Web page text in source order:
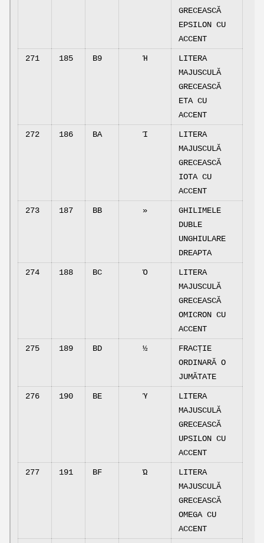
GRECEASCĂ
EPSILON CU
ACCENT
271 185 B9 Ή
LITERA
MAJUSCULĂ
GRECEASCĂ
ETA CU
ACCENT
272 186 BA Ί
LITERA
MAJUSCULĂ
GRECEASCĂ
IOTA CU
ACCENT
273 187 BB »
GHILIMELE
DUBLE
UNGHIULARE
DREAPTA
274 188 BC Ό
LITERA
MAJUSCULĂ
GRECEASCĂ
OMICRON CU
ACCENT
275 189 BD ½
FRACȚIE
ORDINARĂ O
JUMĂTATE
276 190 BE Ύ
LITERA
MAJUSCULĂ
GRECEASCĂ
UPSILON CU
ACCENT
277 191 BF Ώ
LITERA
MAJUSCULĂ
GRECEASCĂ
OMEGA CU
ACCENT